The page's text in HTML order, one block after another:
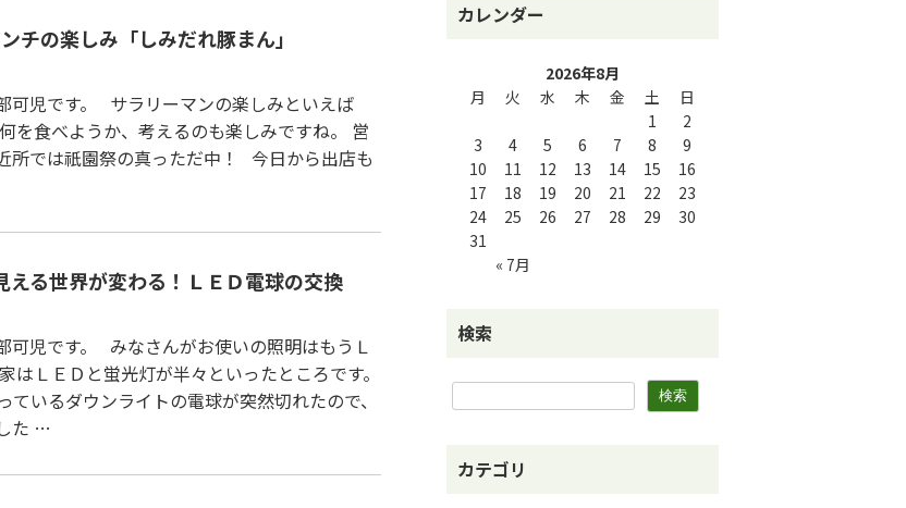
カレンダー
2026年8月
月
火 水 木 金 土 日
« 7月
1
2
3
4 5 6 7 8
9
10
11 12 13 14 15
16
17
18 19 20 21 22
23
24
25 26 27 28 29
30
31
検索
カテゴリ
の楽しみ「しみだれ豚まん」
可児です。 サラリーマンの楽しみといえば
を食べようか、考えるのも楽しみですね。 営
所では祇園祭の真っただ中！ 今日から出店も
える世界が変わる！ＬＥＤ電球の交換
可児です。 みなさんがお使いの照明はもうＬ
はＬＥＤと蛍光灯が半々といったところです。
ているダウンライトの電球が突然切れたので、
た …